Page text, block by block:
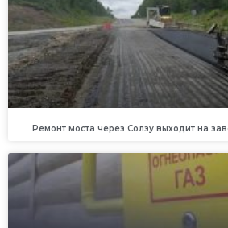
Ремонт моста через Солзу выходит на